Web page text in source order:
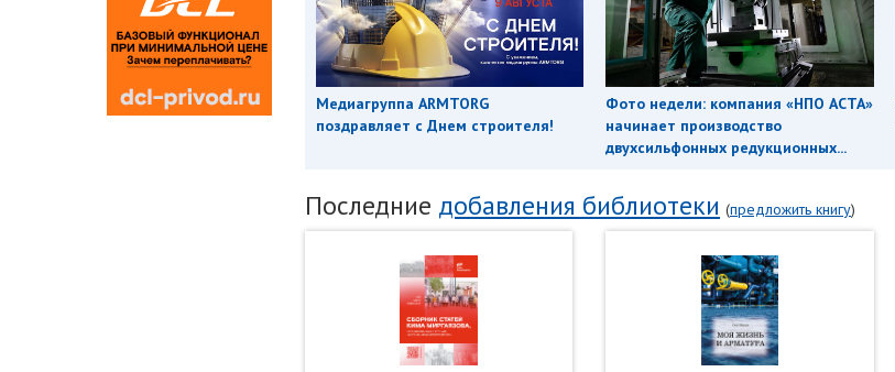
Медиагруппа ARMTORG
поздравляет с Днем строителя!
Фото недели: компания «НПО АСТА»
начинает производство
двухсильфонных редукционных...
Последние добавления библиотеки (предложить книгу)